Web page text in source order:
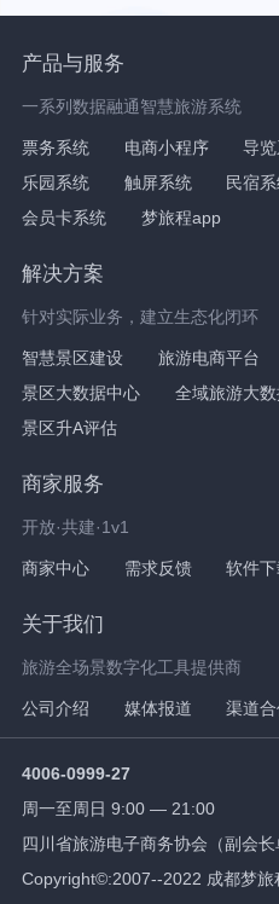
产品与服务
一系列数据融通智慧旅游系统
票务系统 电商小程序 导
乐园系统
触屏系统 民宿
会员卡系统
梦旅程app
解决方案
针对实际业务，建立生态化闭环
智慧景区建设 旅游电商平台
景区大数据中心
全域旅游大
景区升A评估
商家服务
开放·共建·1v1
商家中心 需求反馈 软件
关于我们
旅游全场景数字化工具提供商
公司介绍 媒体报道 渠道
4006-0999-27
周一至周日 9:00 — 21:00
四川省旅游电子商务协会（副会长
Copyright©:2007--2022 成都梦旅